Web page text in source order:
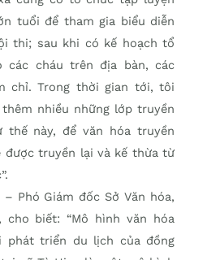
tuổi để tham gia biểu diễn
thi; sau khi có kế hoạch tổ
các cháu trên địa bàn, các
chỉ. Trong thời gian tới, tôi
nhiều những lớp truyền
thế này, để văn hóa truyền
được truyền lại và kế thừa từ
– Phó Giám đốc Sở Văn hóa,
biết: “Mô hình văn hóa
phát triển du lịch của đồng